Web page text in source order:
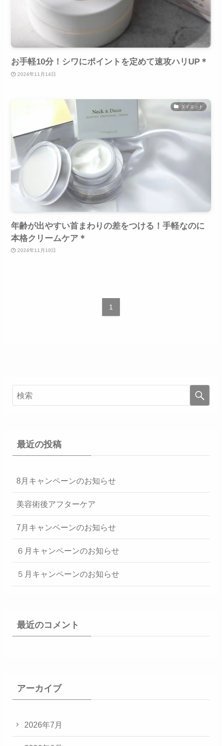
お手軽10分！シワにポイントを定めて速攻ハリUP＊
2024年11月14日
ダイエット
年齢が出やすい首まわりの差をつける！手軽なのに
本格クリームケア＊
2024年11月10日
1
最近の投稿
8月キャンペーンのお知らせ
美容術後アフターケア
7月キャンペーンのお知らせ
６月キャンペーンのお知らせ
５月キャンペーンのお知らせ
最近のコメント
アーカイブ
2026年7月